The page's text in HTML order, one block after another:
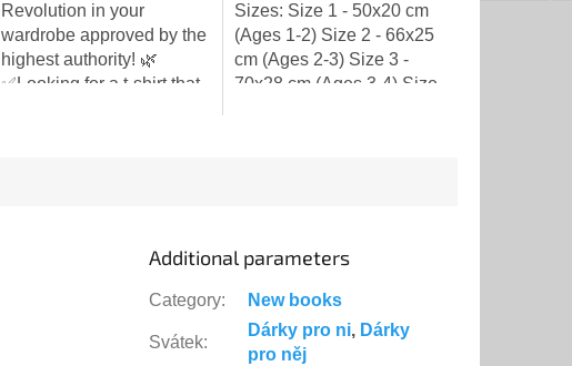
Revolution in your
wardrobe approved by the
highest authority! 🌿
✅Looking for a t-shirt that
Sizes: Size 1 - 50x20 cm
(Ages 1-2) Size 2 - 66x25
cm (Ages 2-3) Size 3 -
70x28 cm (Ages 3-4) Size
Additional parameters
Category: New books
Svátek:
Dárky pro ni, Dárky
pro něj